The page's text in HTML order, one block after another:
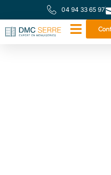
04 94 33 65 97
Votre